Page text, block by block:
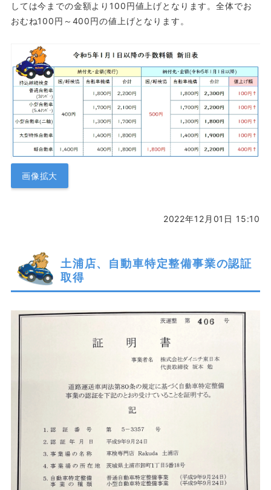
しては今までの金額より100円値上げとなります。全体でお
おむね100円～400円の値上げとなります。
画像拡大
2022年12月01日 15:10
土浦店、自動車特定整備事業の認証
取得